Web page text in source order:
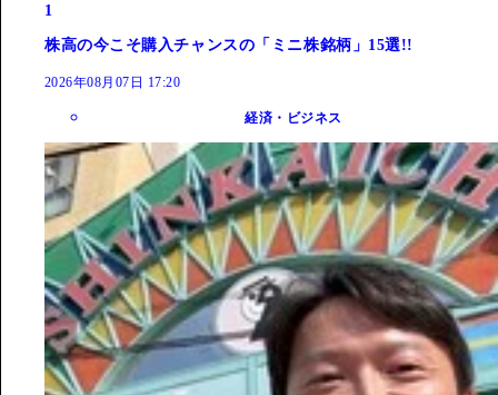
1
株高の今こそ購入チャンスの「ミニ株銘柄」15選!!
2026年08月07日 17:20
経済・ビジネス